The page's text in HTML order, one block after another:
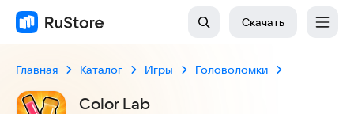
Скачать
Главная Каталог Игры Головоломки
Color Lab